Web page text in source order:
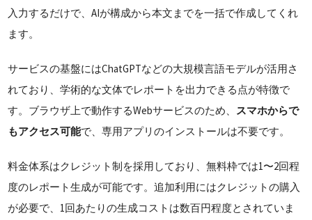
入力するだけで、AIが構成から本文までを一括で作成してくれ
ます。
サービスの基盤にはChatGPTなどの大規模言語モデルが活用さ
れており、学術的な文体でレポートを出力できる点が特徴で
す。ブラウザ上で動作するWebサービスのため、 スマホからで
もアクセス可能で、専用アプリのインストールは不要です。
料金体系はクレジット制を採用しており、無料枠では1〜2回程
度のレポート生成が可能です。追加利用にはクレジットの購入
が必要で、1回あたりの生成コストは数百円程度とされていま